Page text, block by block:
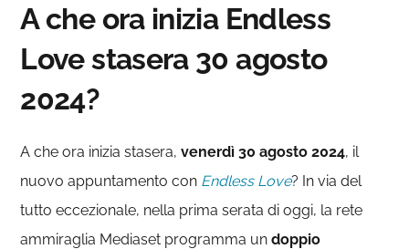
A che ora inizia Endless
Love stasera 30 agosto
2024?
A che ora inizia stasera,venerdì 30 agosto 2024, il
nuovo appuntamento con Endless Love? In via del
tutto eccezionale, nella prima serata di oggi, la rete
ammiraglia Mediaset programma undoppio